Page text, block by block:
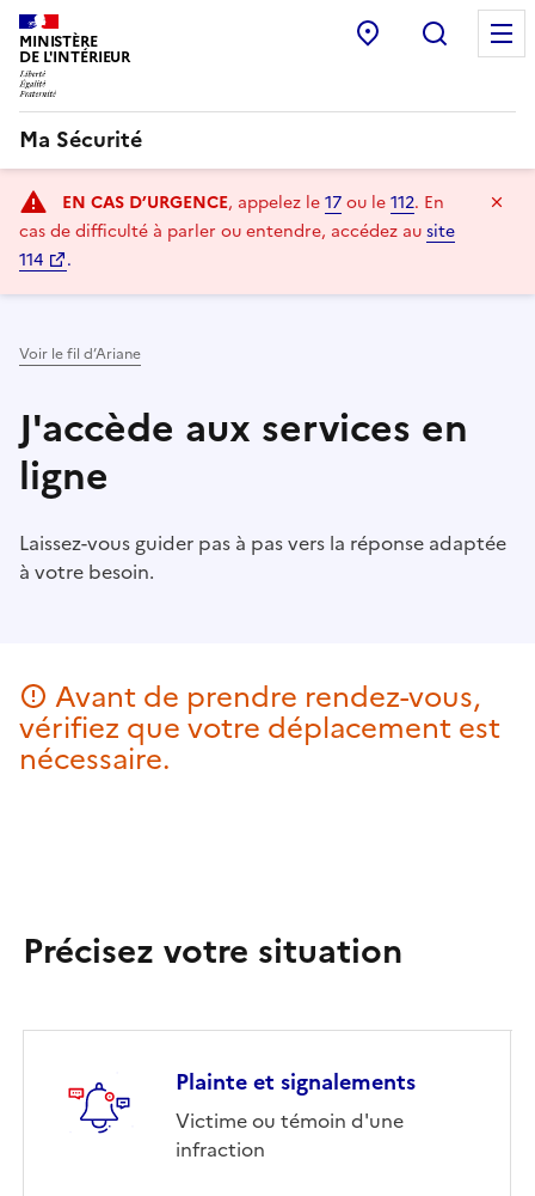
MINISTÈRE
DE L'INTÉRIEUR
Commissariat:
Ma Sécurité
principaleEN CAS D’URGENCE, appelez le17ou le112. En
cas de difficulté à parler ou entendre, accédez ausite
114
.
Voir le fil d’Ariane
J'accède aux services en
ligne
Laissez-vous guider pas à pas vers la réponse adaptée
à votre besoin.
Avant de prendre rendez-vous,
vérifiez que votre déplacement est
nécessaire.
Précisez votre situation
Plainte et signalements
Victime ou témoin d'une
infraction